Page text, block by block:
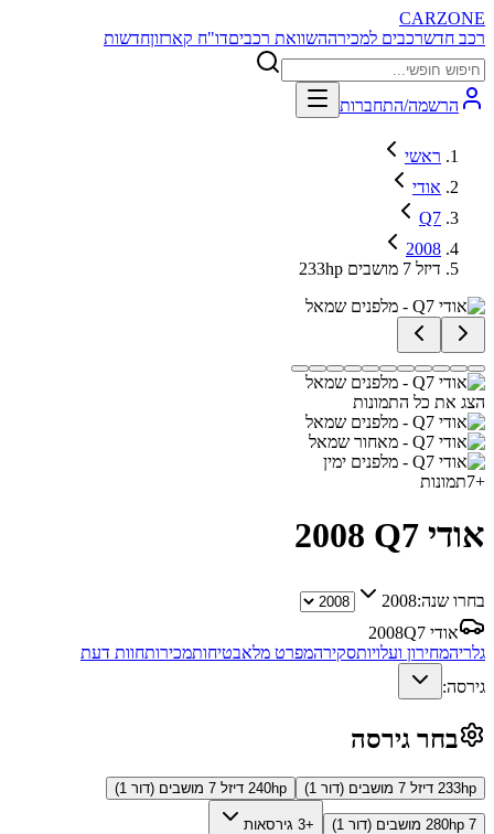
CARZONE
רכב חדשרכבים למכירההשוואת רכביםדו"ח קארזוןחדשות
הרשמה/התחברות
ראשי
אודי
Q7
2008
233hp דיזל 7 מושבים
הצג את כל התמונות
+
7תמונות
אודי Q7 2008
בחרו שנה:2008
אודי Q7
2008
גלריהמחירון ועלויותסקירהמפרט מלאבטיחותמכירותחוות דעת
גירסה:
בחר גירסה
233hp דיזל 7 מושבים (דור 1) 240hp דיזל 7 מושבים (דור 1)
280hp 7 מושבים (דור 1) +3 גירסאות